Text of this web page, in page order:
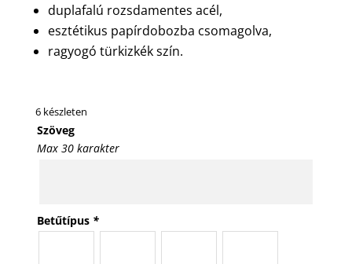
duplafalú rozsdamentes acél,
esztétikus papírdobozba csomagolva,
ragyogó türkizkék szín.
6 készleten
Szöveg
Max 30 karakter
Betűtípus *